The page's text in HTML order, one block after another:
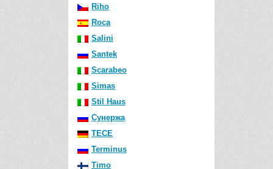
Riho
Roca
Salini
Santek
Scarabeo
Simas
Stil Haus
Сунержа
TECE
Terminus
Timo